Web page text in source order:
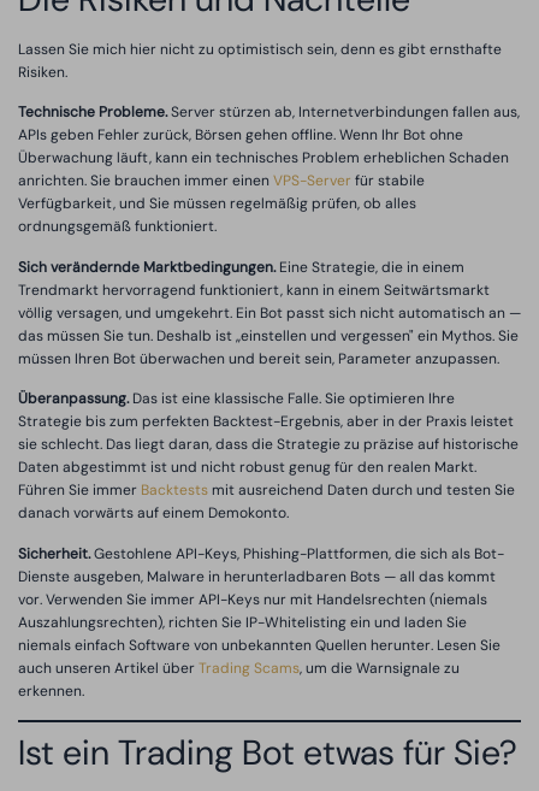
Lassen Sie mich hier nicht zu optimistisch sein, denn es gibt ernsthafte
Risiken.
Technische Probleme.Server stürzen ab, Internetverbindungen fallen aus,
APIs geben Fehler zurück, Börsen gehen offline. Wenn Ihr Bot ohne
Überwachung läuft, kann ein technisches Problem erheblichen Schaden
anrichten. Sie brauchen immer einen VPS-Server für stabile
Verfügbarkeit, und Sie müssen regelmäßig prüfen, ob alles
ordnungsgemäß funktioniert.
Sich verändernde Marktbedingungen.Eine Strategie, die in einem
Trendmarkt hervorragend funktioniert, kann in einem Seitwärtsmarkt
völlig versagen, und umgekehrt. Ein Bot passt sich nicht automatisch an —
das müssen Sie tun. Deshalb ist „einstellen und vergessen" ein Mythos. Sie
müssen Ihren Bot überwachen und bereit sein, Parameter anzupassen.
Überanpassung.Das ist eine klassische Falle. Sie optimieren Ihre
Strategie bis zum perfekten Backtest-Ergebnis, aber in der Praxis leistet
sie schlecht. Das liegt daran, dass die Strategie zu präzise auf historische
Daten abgestimmt ist und nicht robust genug für den realen Markt.
Führen Sie immer Backtestsmit ausreichend Daten durch und testen Sie
danach vorwärts auf einem Demokonto.
Sicherheit.Gestohlene API-Keys, Phishing-Plattformen, die sich als Bot-
Dienste ausgeben, Malware in herunterladbaren Bots — all das kommt
vor. Verwenden Sie immer API-Keys nur mit Handelsrechten (niemals
Auszahlungsrechten), richten Sie IP-Whitelisting ein und laden Sie
niemals einfach Software von unbekannten Quellen herunter. Lesen Sie
auch unseren Artikel überTrading Scams, um die Warnsignale zu
erkennen.
Ist ein Trading Bot etwas für Sie?